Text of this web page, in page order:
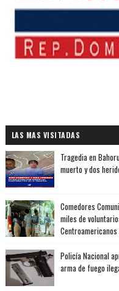
LAS MAS VISITADAS
Tragedia en
muerto y dos
Comedores
miles de
Policía Nacional
arma de fuego